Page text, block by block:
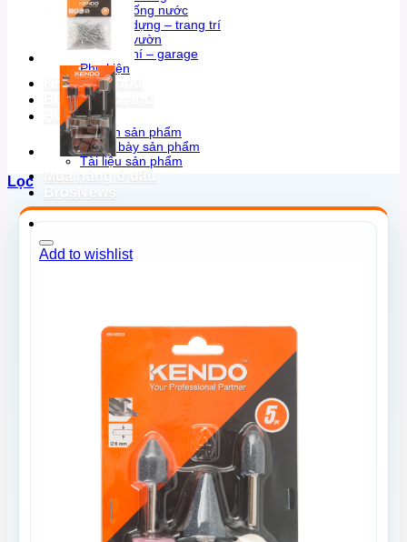
Thợ sửa ống nước
Thợ xây dựng – trang trí
Thợ làm vườn
Thợ cơ khí – garage
Phụ kiện
KENDO brand
BROSCO brand
Hỗ trợ
Tư vấn sản phẩm
Trưng bày sản phẩm
Tài liệu sản phẩm
Mua hàng ở đâu
BrosNews
Lọc
Add to wishlist